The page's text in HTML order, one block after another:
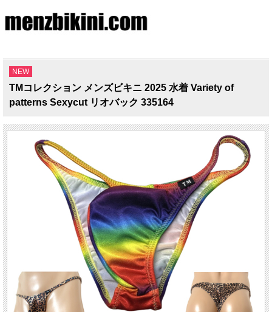
NEW
TMコレクション メンズビキニ 2025 水着 Variety of
patterns Sexycut リオバック 335164